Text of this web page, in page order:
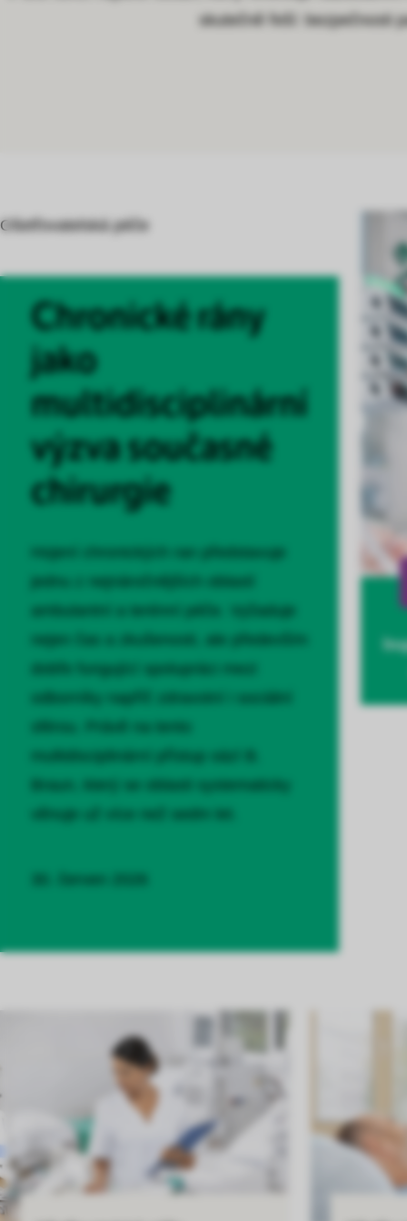
skutečně řeší: bezpečnosti
Ošetřovatelská péče
Chronické rány
jako
multidisciplinární
výzva současné
chirurgie
Hojení chronických ran představuje
ambulantní a terénní péče. Vyžaduje
nejen čas a zkušenosti, ale především
dobře fungující spolupráci mezi
odborníky napříč zdravotní i sociální
multidisciplinární přístup sází B.
Braun, který se oblasti systematicky
věnuje už více než sedm let.